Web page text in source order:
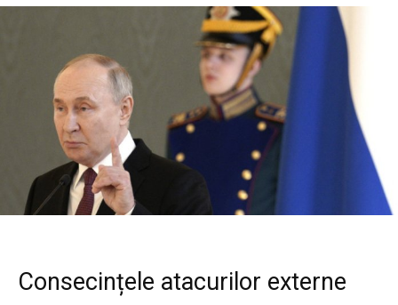
Consecințele atacurilor externe